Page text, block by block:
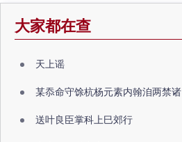
大家都在查
天上谣
某忝命守馀杭杨元素内翰洎两禁诸公出祖佛寺
送叶良臣掌科上巳郊行